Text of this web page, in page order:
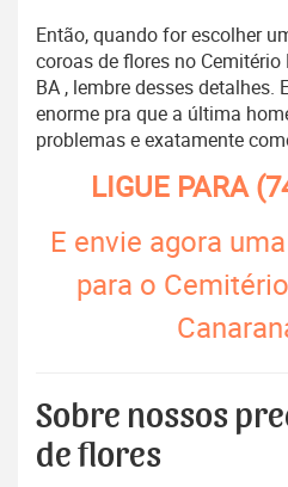
Então, quando for escolher
coroas de flores no
BA , lembre desses
enorme pra que a última
problemas e exatamente
LIGUE PARA
E envie agora
para o
Sobre nossos
de flores